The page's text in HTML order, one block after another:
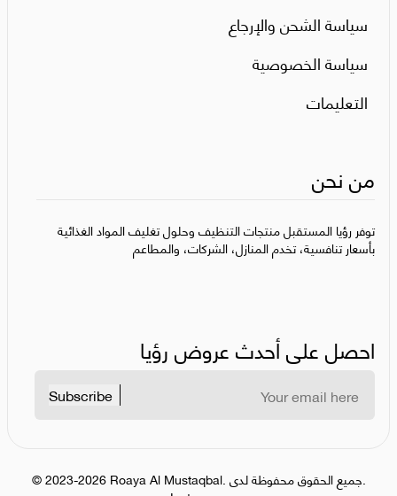
سياسة الشحن والإرجاع
سياسة الخصوصية
التعليمات
من نحن
توفر رؤيا المستقبل منتجات التنظيف وحلول تغليف المواد الغذائية
بأسعار تنافسية، تخدم المنازل، الشركات، والمطاعم
احصل على أحدث عروض رؤيا
Subscribe
©2023-2026 Roaya Al Mustaqbal.
جميع الحقوق محفوظة لدى.